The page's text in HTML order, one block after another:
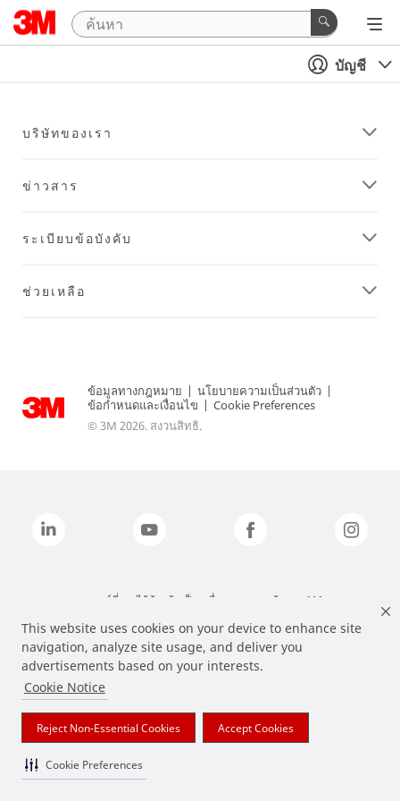
This website uses cookies on your device to enhance site
navigation, analyze site usage, and deliver you
advertisements based on your interests.
Cookie Notice
Reject Non-Essential Cookies Accept Cookies
Cookie Preferences
บัญชี
บริษัทของเรา
ข่าวสาร
ระเบียบข้อบังคับ
ช่วยเหลือ
ข้อมูลทางกฎหมาย | นโยบายความเป็นส่วนตัว |
ข้อกำหนดและเงื่อนไข | Cookie Preferences
© 3M 2026. สงวนสิทธิ.
แบรนด์ที่ระบุไว้ข้างต้นเป็นเครื่องหมายการค้าของ 3M